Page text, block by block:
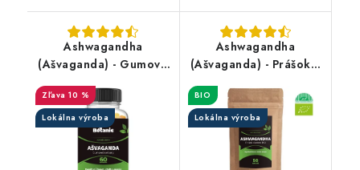
Ashwagandha
(Ašvaganda) - Gumové
cukríky
10 %
Lokálna výroba
Ashwagandha
(Ašvaganda) - Prášok z
BIO
Lokálna výroba